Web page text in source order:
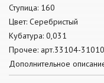
Ступица: 160
Цвет: Серебристый
Кубатура: 0,031
Прочее: арт.33104-
Дополнительное